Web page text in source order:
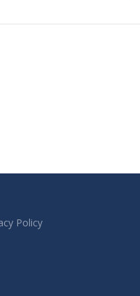
Policy